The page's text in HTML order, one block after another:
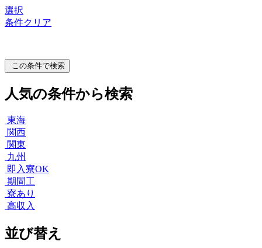
選択
条件クリア
この条件で検索
人気の条件から検索
東海
関西
関東
九州
即入寮OK
期間工
寮あり
高収入
並び替え